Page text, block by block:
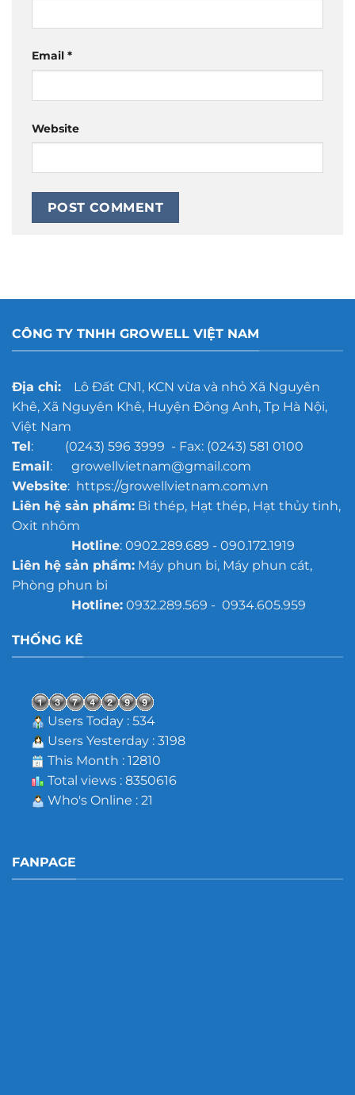
Email *
Website
CÔNG TY TNHH GROWELL VIỆT NAM
Địa chỉ:Lô Đất CN1, KCN vừa và nhỏ Xã Nguyên
Khê, Xã Nguyên Khê, Huyện Đông Anh, Tp Hà Nội,
Việt Nam
Tel: (0243) 596 3999 - Fax: (0243) 581 0100
Email: growellvietnam@gmail.com
Website: https://growellvietnam.com.vn
Liên hệ sản phẩm:Bi thép, Hạt thép, Hạt thủy tinh,
Oxit nhôm
Hotline: 0902.289.689 - 090.172.1919
Liên hệ sản phẩm:Máy phun bi, Máy phun cát,
Phòng phun bi
Hotline:0932.289.569 - 0934.605.959
THỐNG KÊ
Users Today : 534
Users Yesterday : 3198
This Month : 12810
Total views : 8350616
Who's Online : 21
FANPAGE